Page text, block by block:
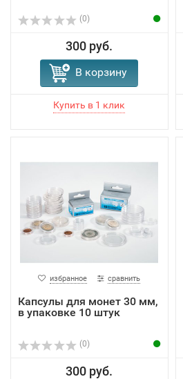
(0)
300 руб.
В корзину
избранное сравнить
Капсулы для монет 30 мм,
в упаковке 10 штук
(0)
300 руб.